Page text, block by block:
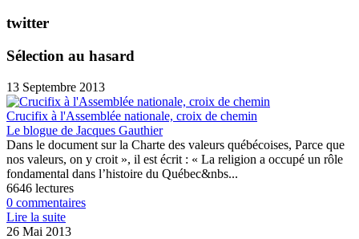
twitter
Sélection au hasard
13 Septembre 2013
Crucifix à l'Assemblée nationale, croix de chemin
Le blogue de Jacques Gauthier
Dans le document sur la Charte des valeurs québécoises, Parce que
nos valeurs, on y croit », il est écrit : « La religion a occupé un rôle
fondamental dans l’histoire du Québec&nbs...
6646 lectures
0 commentaires
Lire la suite
26 Mai 2013